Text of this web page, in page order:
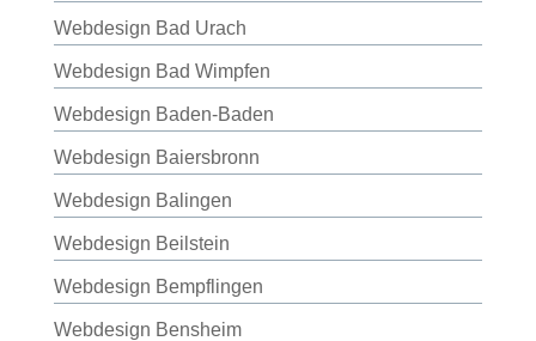
Webdesign Bad Urach
Webdesign Bad Wimpfen
Webdesign Baden-Baden
Webdesign Baiersbronn
Webdesign Balingen
Webdesign Beilstein
Webdesign Bempflingen
Webdesign Bensheim